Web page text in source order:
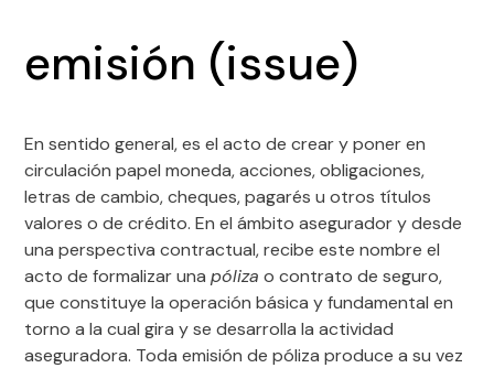
emisión (issue)
En sentido general, es el acto de crear y poner en
circulación papel moneda, acciones, obligaciones,
letras de cambio, cheques, pagarés u otros títulos
valores o de crédito. En el ámbito asegurador y desde
una perspectiva contractual, recibe este nombre el
acto de formalizar unapóliza o contrato de seguro,
que constituye la operación básica y fundamental en
torno a la cual gira y se desarrolla la actividad
aseguradora. Toda emisión de póliza produce a su vez